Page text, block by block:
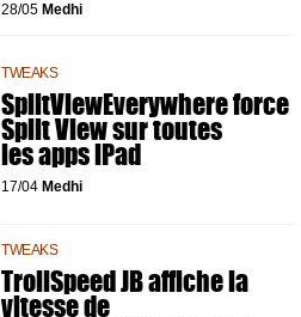
28/05 Medhi
TWEAKS
SplitViewEverywhere force
Split View sur toutes
les apps iPad
17/04 Medhi
TWEAKS
TrollSpeed JB affiche la
vitesse de